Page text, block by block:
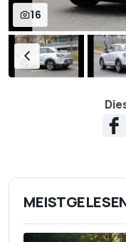
16